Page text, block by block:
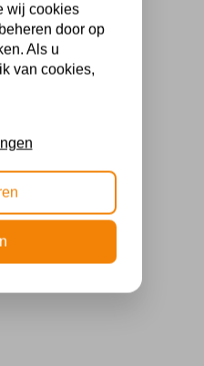
wij cookies
door op
Als u
van cookies,